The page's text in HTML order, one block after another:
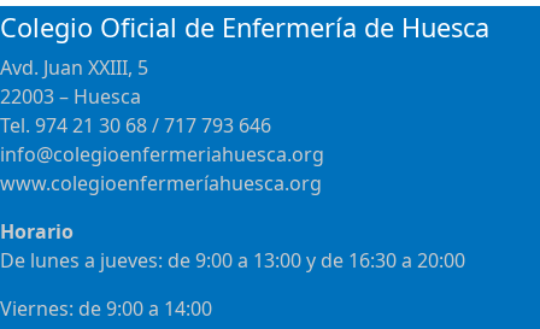
Colegio Oficial de Enfermería de Huesca
Avd. Juan XXIII, 5
22003 – Huesca
Tel. 974 21 30 68 / 717 793 646
info@colegioenfermeriahuesca.org
www.colegioenfermeríahuesca.org
Horario
De lunes a jueves: de 9:00 a 13:00 y de 16:30 a 20:00
Viernes: de 9:00 a 14:00